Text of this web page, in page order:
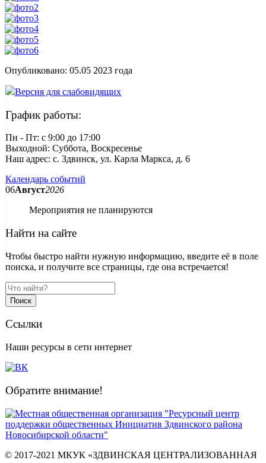
Опубликовано: 05.05 2023 года
Версия для слабовидящих
График работы:
Пн - Пт: c 9:00 до 17:00
Выходной: Суббота, Воскресенье
Наш адрес: с. Здвинск, ул. Карла Маркса, д. 6
Календарь событий
06Август2026
Мероприятия не планируются
Найти на сайте
Чтобы быстро найти нужную информацию, введите её в поле
поиска, и получите все страницы, где она встречается!
Поиск
Ссылки
Наши ресурсы в сети интернет
Обратите внимание!
© 2017-2021 МКУК «ЗДВИНСКАЯ ЦЕНТРАЛИЗОВАННАЯ